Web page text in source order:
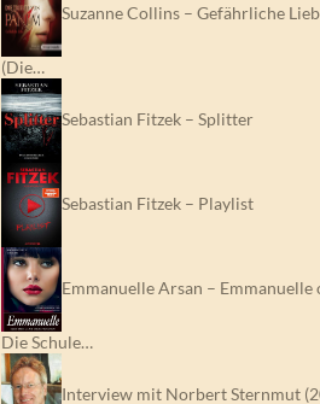
Suzanne Collins – Gefährliche
(Die…
Sebastian Fitzek – Splitter
Sebastian Fitzek – Playlist
Emmanuelle Arsan – Emmanuelle
Die Schule…
Interview mit Norbert Sternmut